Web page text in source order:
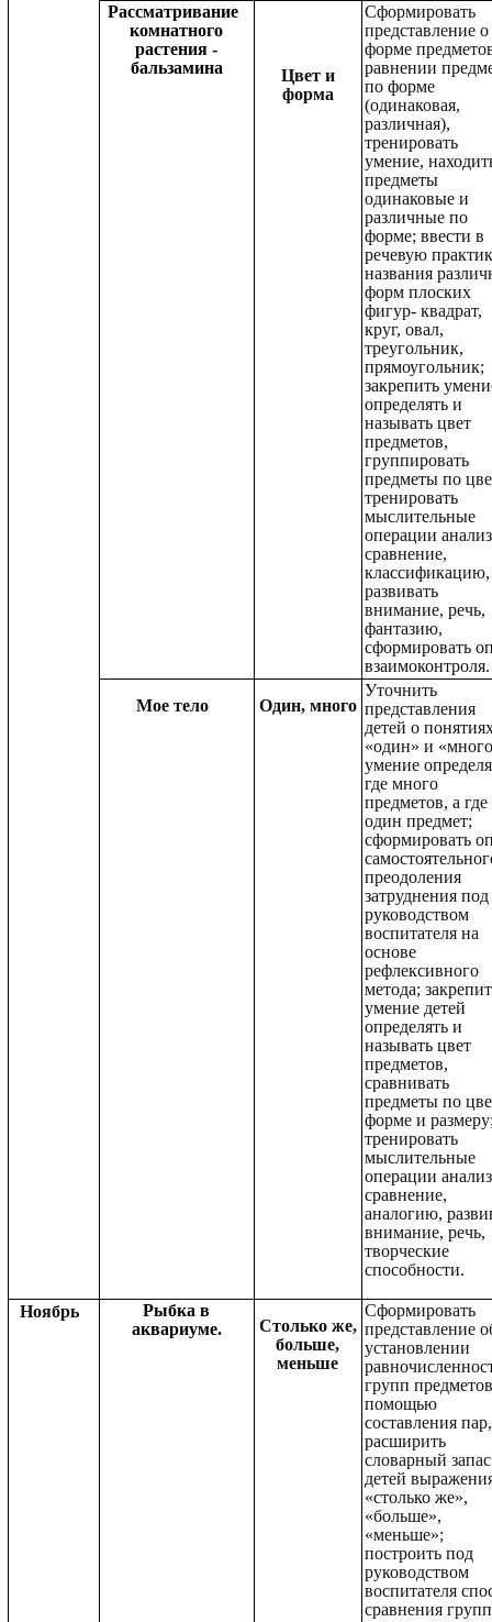
Рассматривание
комнатного
растения -
бальзамина
Цвет и
форма
Сформировать
представление о
форме
равнении
по форме
(одинаковая,
различная),
тренировать
умение,
предметы
одинаковые и
различные по
форме; ввести в
речевую
названия
форм плоских
фигур- квадрат,
круг, овал,
треугольник,
прямоугольник;
закрепить
определять и
называть цвет
предметов,
группировать
предметы по
тренировать
мыслительные
операции
сравнение,
классификацию,
развивать
внимание, речь,
фантазию,
сформировать
взаимоконтроля.
Мое тело Один, много
Уточнить
представления
детей о
«один» и
умение
где много
предметов, а где
один предмет;
сформировать
преодоления
затруднения под
руководством
воспитателя на
основе
рефлексивного
метода;
умение детей
определять и
называть цвет
предметов,
сравнивать
предметы по
форме и
тренировать
мыслительные
операции
сравнение,
аналогию,
внимание, речь,
творческие
способности.
Ноябрь
Рыбка в
аквариуме.
Столько же,
больше,
меньше
Сформировать
представление
установлении
групп
помощью
составления пар,
расширить
словарный запас
детей
«столько же»,
«больше»,
«меньше»;
построить под
руководством
воспитателя
сравнения групп